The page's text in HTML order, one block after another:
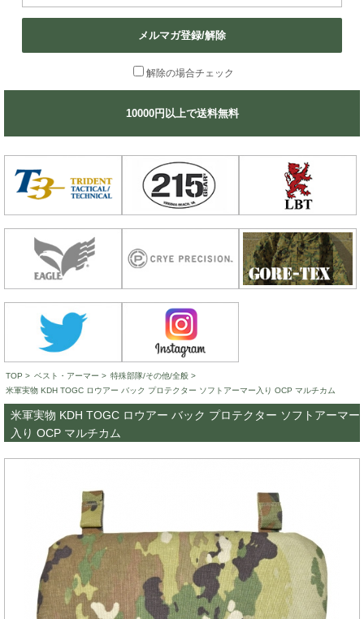
メルマガ登録/解除
解除の場合チェック
10000円以上で送料無料
TOP > ベスト・アーマー > 特殊部隊/その他/全般 >
米軍実物 KDH TOGC ロウアー バック プロテクター ソフトアーマー入り OCP マルチカム
米軍実物 KDH TOGC ロウアー バック プロテクター ソフトアーマー
入り OCP マルチカム